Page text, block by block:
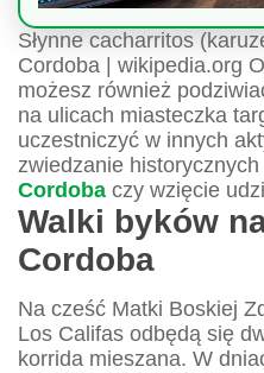
Słynne cacharritos
Cordoba | wikipedia.org
możesz również
na ulicach miasteczka
uczestniczyć w innych
zwiedzanie
Cordoba czy wzięcie
Walki byków
Cordoba
Na cześć Matki Boskiej
Los Califas odbędą się
korrida mieszana. W